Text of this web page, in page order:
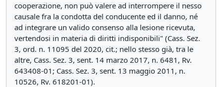
cooperazione, non può valere ad interrompere il nesso
causale fra la condotta del conducente ed il danno, né
ad integrare un valido consenso alla lesione ricevuta,
vertendosi in materia di diritti indisponibili" (Cass. Sez.
3, ord. n. 11095 del 2020, cit.; nello stesso già, tra le
altre, Cass. Sez. 3, sent. 14 marzo 2017, n. 6481, Rv.
643408-01; Cass. Sez. 3, sent. 13 maggio 2011, n.
10526, Rv. 618201-01).